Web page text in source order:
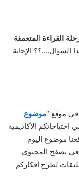
القراءة المتعمقة
السؤال….؟؟ الإجابة
في موقع “موضوع
الأكاديمية
موضوع اليوم
في تصفح المحتوى
لطرح أفكاركم